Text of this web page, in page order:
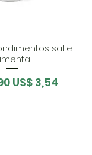
sal e
Preço
US$ 3,54